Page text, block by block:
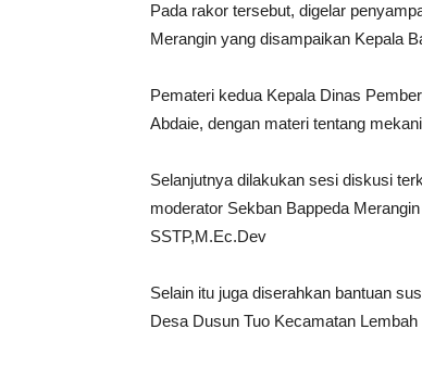
Pada rakor tersebut, digelar
Merangin yang disampaikan Kepala
Pemateri kedua Kepala Dinas
Abdaie, dengan materi tentang
Selanjutnya dilakukan sesi diskusi
moderator Sekban Bappeda
SSTP,M.Ec.Dev
Selain itu juga diserahkan bantuan
Desa Dusun Tuo Kecamatan